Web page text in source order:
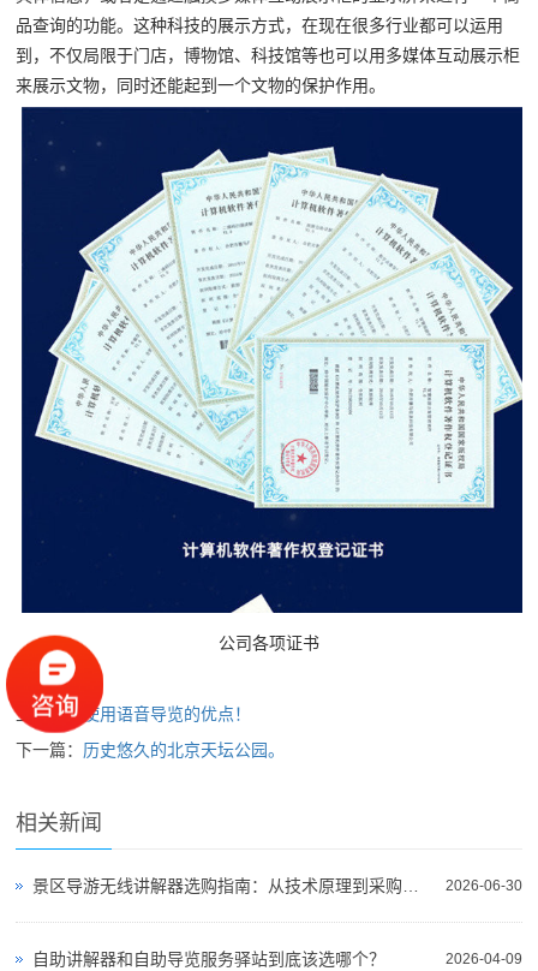
品查询的功能。这种科技的展示方式，在现在很多行业都可以运用
到，不仅局限于门店，博物馆、科技馆等也可以用多媒体互动展示柜
来展示文物，同时还能起到一个文物的保护作用。
公司各项证书
上一篇： 使用语音导览的优点！
下一篇： 历史悠久的北京天坛公园。
相关新闻
2026-06-30
景区导游无线讲解器选购指南：从技术原理到采购决策
2026-04-09
自助讲解器和自助导览服务驿站到底该选哪个？